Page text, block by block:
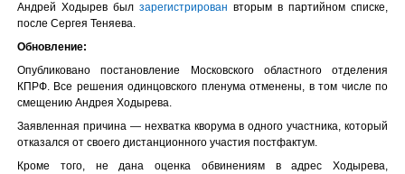
Андрей Ходырев был зарегистрирован вторым в партийном списке,
после Сергея Теняева.
Обновление:
Опубликовано постановление Московского областного отделения
КПРФ. Все решения одинцовского пленума отменены, в том числе по
смещению Андрея Ходырева.
Заявленная причина — нехватка кворума в одного участника, который
отказался от своего дистанционного участия постфактум.
Кроме того, не дана оценка обвинениям в адрес Ходырева,